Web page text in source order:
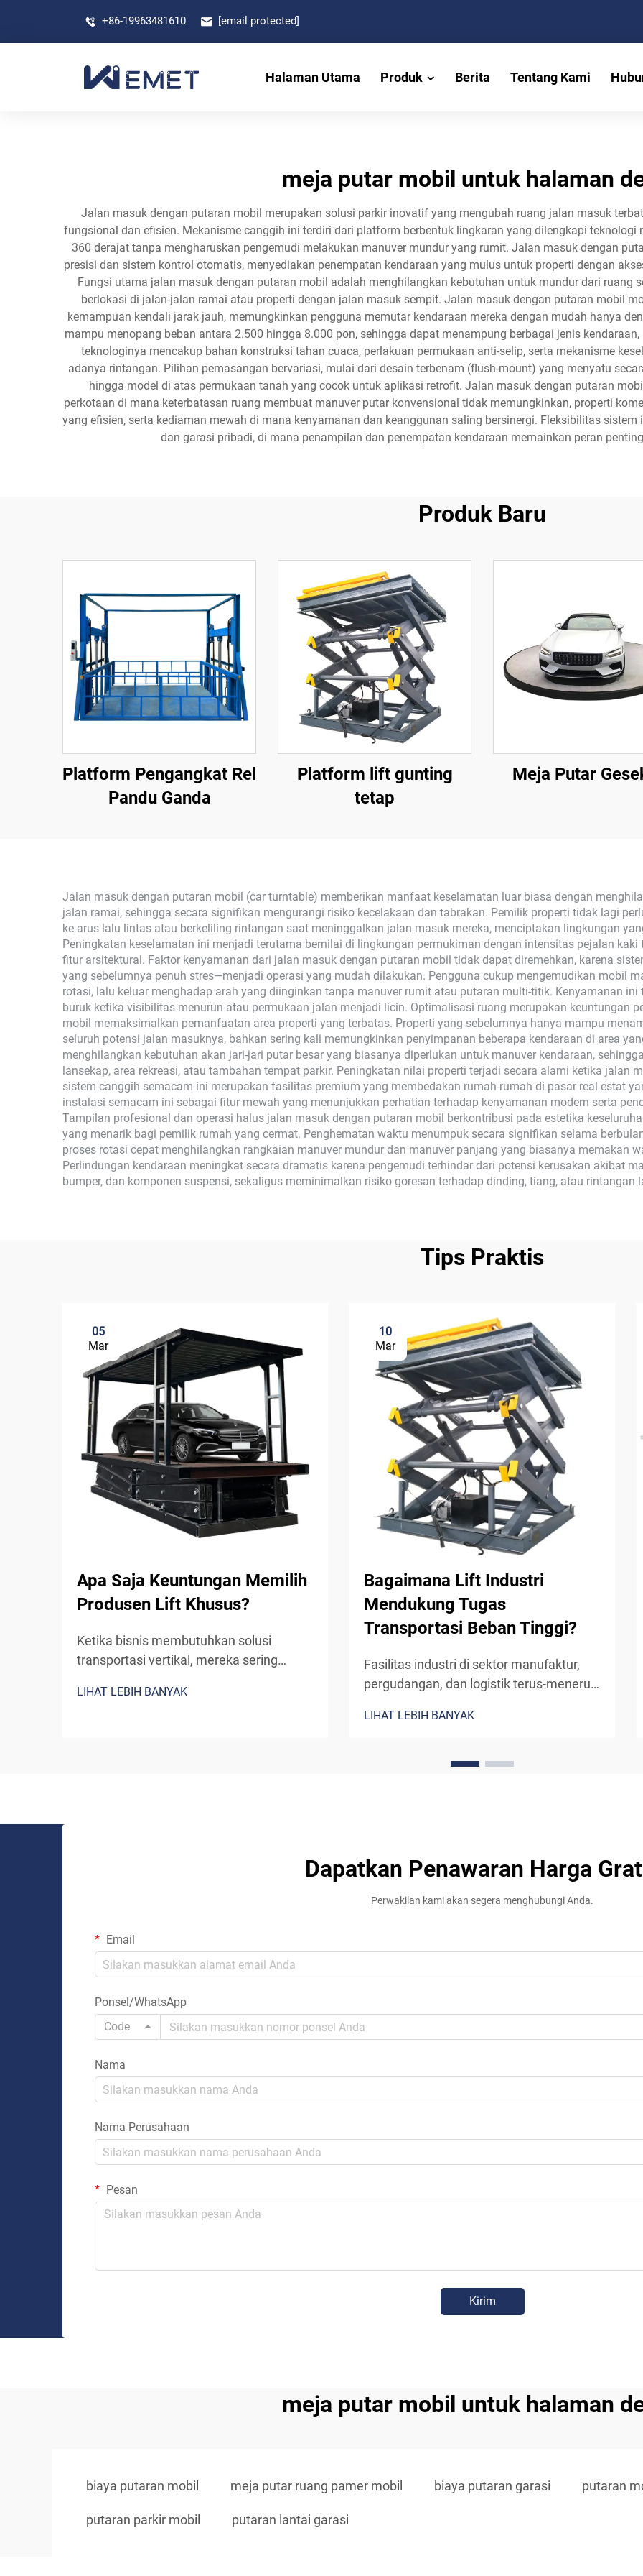
+86-19963481610 [email protected]
Halaman Utama Produk Berita Tentang Kami
meja putar mobil untuk halaman
Jalan masuk dengan putaran mobil merupakan solusi parkir inovatif yang mengubah ruang jalan masuk
fungsional dan efisien. Mekanisme canggih ini terdiri dari platform berbentuk lingkaran yang dilengkapi teknologi
360 derajat tanpa mengharuskan pengemudi melakukan manuver mundur yang rumit. Jalan masuk dengan
presisi dan sistem kontrol otomatis, menyediakan penempatan kendaraan yang mulus untuk properti dengan
Fungsi utama jalan masuk dengan putaran mobil adalah menghilangkan kebutuhan untuk mundur dari
berlokasi di jalan-jalan ramai atau properti dengan jalan masuk sempit. Jalan masuk dengan putaran mobil
kemampuan kendali jarak jauh, memungkinkan pengguna memutar kendaraan mereka dengan mudah hanya
mampu menopang beban antara 2.500 hingga 8.000 pon, sehingga dapat menampung berbagai jenis
teknologinya mencakup bahan konstruksi tahan cuaca, perlakuan permukaan anti-selip, serta mekanisme
adanya rintangan. Pilihan pemasangan bervariasi, mulai dari desain terbenam (flush-mount) yang menyatu
hingga model di atas permukaan tanah yang cocok untuk aplikasi retrofit. Jalan masuk dengan putaran
perkotaan di mana keterbatasan ruang membuat manuver putar konvensional tidak memungkinkan, properti
yang efisien, serta kediaman mewah di mana kenyamanan dan keanggunan saling bersinergi. Fleksibilitas
dan garasi pribadi, di mana penampilan dan penempatan kendaraan memainkan peran
Produk Baru
Platform Pengangkat Rel
Pandu Ganda
Platform lift gunting
tetap
Meja Putar
Jalan masuk dengan putaran mobil (car turntable) memberikan manfaat keselamatan luar biasa dengan
jalan ramai, sehingga secara signifikan mengurangi risiko kecelakaan dan tabrakan. Pemilik properti tidak lagi
ke arus lalu lintas atau berkeliling rintangan saat meninggalkan jalan masuk mereka, menciptakan lingkungan
Peningkatan keselamatan ini menjadi terutama bernilai di lingkungan permukiman dengan intensitas pejalan
fitur arsitektural. Faktor kenyamanan dari jalan masuk dengan putaran mobil tidak dapat diremehkan, karena
yang sebelumnya penuh stres—menjadi operasi yang mudah dilakukan. Pengguna cukup mengemudikan mobil
rotasi, lalu keluar menghadap arah yang diinginkan tanpa manuver rumit atau putaran multi-titik. Kenyamanan
buruk ketika visibilitas menurun atau permukaan jalan menjadi licin. Optimalisasi ruang merupakan keuntungan
mobil memaksimalkan pemanfaatan area properti yang terbatas. Properti yang sebelumnya hanya mampu
seluruh potensi jalan masuknya, bahkan sering kali memungkinkan penyimpanan beberapa kendaraan di area
menghilangkan kebutuhan akan jari-jari putar besar yang biasanya diperlukan untuk manuver kendaraan,
lansekap, area rekreasi, atau tambahan tempat parkir. Peningkatan nilai properti terjadi secara alami ketika jalan
sistem canggih semacam ini merupakan fasilitas premium yang membedakan rumah-rumah di pasar real estat
instalasi semacam ini sebagai fitur mewah yang menunjukkan perhatian terhadap kenyamanan modern serta
Tampilan profesional dan operasi halus jalan masuk dengan putaran mobil berkontribusi pada estetika
yang menarik bagi pemilik rumah yang cermat. Penghematan waktu menumpuk secara signifikan selama
proses rotasi cepat menghilangkan rangkaian manuver mundur dan manuver panjang yang biasanya memakan
Perlindungan kendaraan meningkat secara dramatis karena pengemudi terhindar dari potensi kerusakan akibat
bumper, dan komponen suspensi, sekaligus meminimalkan risiko goresan terhadap dinding, tiang, atau rintangan
Tips Praktis
05
Mar
Apa Saja Keuntungan Memilih
Produsen Lift Khusus?
Ketika bisnis membutuhkan solusi
transportasi vertikal, mereka sering
sistem lift standar siap pakai atau
LIHAT LEBIH BANYAK
10
Mar
Bagaimana Lift Industri
Mendukung Tugas
Transportasi Beban Tinggi?
Fasilitas industri di sektor manufaktur,
pergudangan, dan logistik terus-menerus
memindahkan material berat antar
Mekanisme yang digunakan lift industri
LIHAT LEBIH BANYAK
Dapatkan Penawaran Harga
Perwakilan kami akan segera menghubungi Anda.
Email
Ponsel/WhatsApp
Code
Nama
Nama Perusahaan
Pesan
Kirim
meja putar mobil untuk halaman
biaya putaran mobil meja putar ruang pamer mobil biaya putaran garasi putaran
putaran parkir mobil putaran lantai garasi